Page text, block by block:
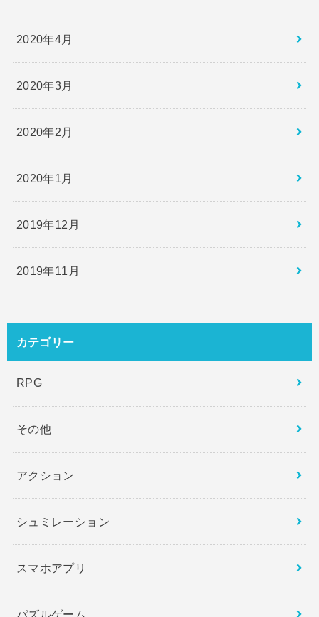
2020年4月
2020年3月
2020年2月
2020年1月
2019年12月
2019年11月
カテゴリー
RPG
その他
アクション
シュミレーション
スマホアプリ
パズルゲーム